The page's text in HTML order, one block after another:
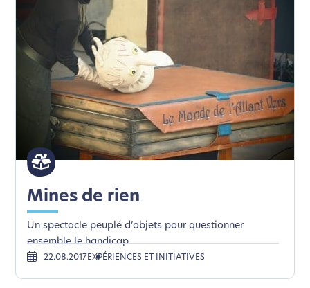
Mines de rien
Un spectacle peuplé d’objets pour questionner
ensemble le handicap
22.08.2017 EXPÉRIENCES ET INITIATIVES